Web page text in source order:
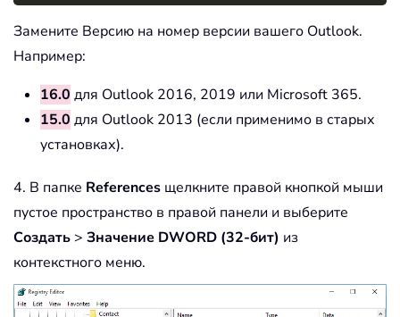
Замените Версию на номер версии вашего Outlook.
Например:
16.0 для Outlook 2016, 2019 или Microsoft 365.
15.0 для Outlook 2013 (если применимо в старых
установках).
4. В папке References щелкните правой кнопкой мыши
пустое пространство в правой панели и выберите
Создать > Значение DWORD (32-бит) из
контекстного меню.